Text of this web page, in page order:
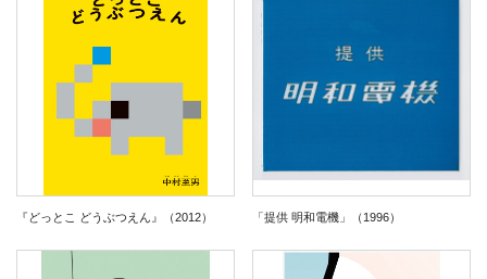
『どっとこ どうぶつえん』（2012） 「提供 明和電機」（1996）